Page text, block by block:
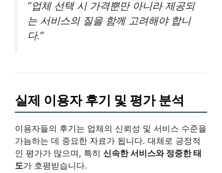
“업체 선택 시 가격뿐만 아니라 제공되
는 서비스의 질을 함께 고려해야 합니
다.”
실제 이용자 후기 및 평가 분석
이용자들의 후기는 업체의 신뢰성 및 서비스 수준을
가늠하는 데 중요한 자료가 됩니다. 대체로 긍정적
인 평가가 많으며, 특히 신속한 서비스와 정중한 태
도가 호평받습니다.